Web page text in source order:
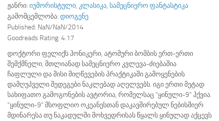
ჟანრი: იუმორისტული, კლასიკა, სამეცნიერო ფანტასტიკა
გამომცემლობა: დიოგენე
Published: NaN/NaN/2014
Goodreads Rating: 4.17
დოქტორი ფელიქს ჰონიკერი, ატომური ბომბის ერთ-ერთი
შემქმნელი, მთლიანად სამეცნიერო კვლევა-ძიებაშია
ჩაფლული და მისი მიღწევების პრაქტიკაში გამოყენების
დამღუპველი შედეგები ნაკლებად აღელვებს. იგი ერთი მეტად
სახიფათო გამოგონების ავტორია, რომელსაც ”ყინული-9” ჰქვია.
”ყინული-9” მსოფლიო ოკეანესთან დაკავშირებულ ნებისმიერ
მდინარესა თუ ნაკადულში მოხვედრისას წყალს ყინულად აქცევს